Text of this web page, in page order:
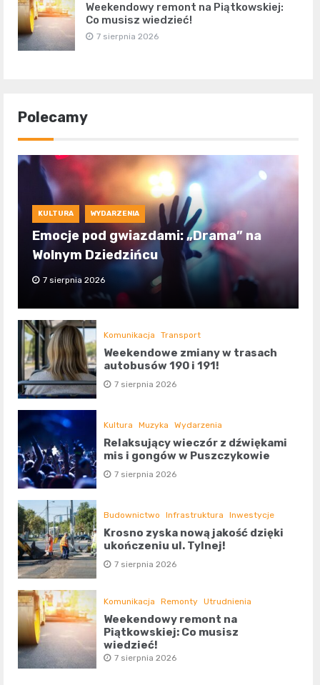
Weekendowy remont na Piątkowskiej:
Co musisz wiedzieć!
7 sierpnia 2026
Polecamy
KULTURA WYDARZENIA
Emocje pod gwiazdami: „Drama” na
Wolnym Dziedzińcu
7 sierpnia 2026
Komunikacja Transport
Weekendowe zmiany w trasach
autobusów 190 i 191!
7 sierpnia 2026
Kultura Muzyka Wydarzenia
Relaksujący wieczór z dźwiękami
mis i gongów w Puszczykowie
7 sierpnia 2026
Budownictwo Infrastruktura Inwestycje
Krosno zyska nową jakość dzięki
ukończeniu ul. Tylnej!
7 sierpnia 2026
Komunikacja Remonty Utrudnienia
Weekendowy remont na
Piątkowskiej: Co musisz
wiedzieć!
7 sierpnia 2026